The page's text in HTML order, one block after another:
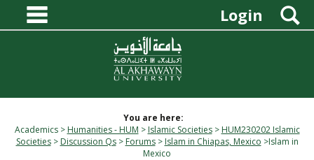
content
Login
You are here:
Academics
Humanities - HUM Islamic Societies
HUM230202 Islamic
Societies
Discussion Qs Forums Islam in Chiapas, Mexico
Islam in
Mexico